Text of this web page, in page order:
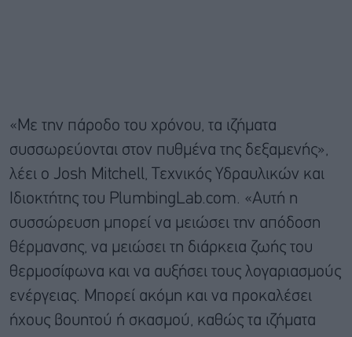
«Με την πάροδο του χρόνου, τα ιζήματα
συσσωρεύονται στον πυθμένα της δεξαμενής»,
λέει ο Josh Mitchell, Τεχνικός Υδραυλικών και
Ιδιοκτήτης του PlumbingLab.com. «Αυτή η
συσσώρευση μπορεί να μειώσει την απόδοση
θέρμανσης, να μειώσει τη διάρκεια ζωής του
θερμοσίφωνα και να αυξήσει τους λογαριασμούς
ενέργειας. Μπορεί ακόμη και να προκαλέσει
ήχους βουητού ή σκασμού, καθώς τα ιζήματα